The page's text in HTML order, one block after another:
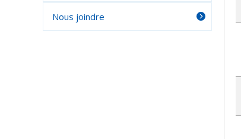
Nous joindre